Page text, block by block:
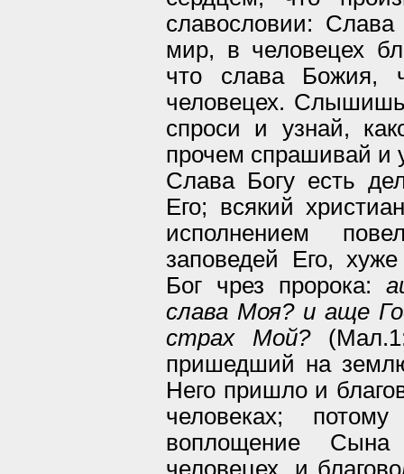
славословии:
мир, в человецех
что слава Божия,
человецех.
спроси и узнай,
прочем спрашивай и
Слава Богу есть
Его; всякий
исполнением
заповедей Его,
Бог чрез пророка:
слава Моя? и аще
страх Мой?
пришедший на
Него пришло и
человеках;
воплощение
человецех, и